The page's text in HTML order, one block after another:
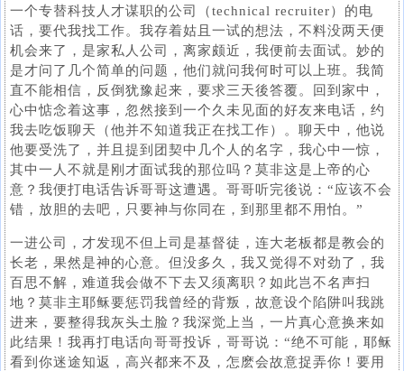
一个专替科技人才谋职的公司（technical recruiter）的电
话，要代我找工作。我存着姑且一试的想法，不料没两天便
机会来了，是家私人公司，离家颇近，我便前去面试。妙的
是才问了几个简单的问题，他们就问我何时可以上班。我简
直不能相信，反倒犹豫起来，要求三天後答覆。回到家中，
心中惦念着这事，忽然接到一个久未见面的好友来电话，约
我去吃饭聊天（他并不知道我正在找工作）。聊天中，他说
他要受洗了，并且提到团契中几个人的名字，我心中一惊，
其中一人不就是刚才面试我的那位吗？莫非这是上帝的心
意？我便打电话告诉哥哥这遭遇。哥哥听完後说：“应该不会
错，放胆的去吧，只要神与你同在，到那里都不用怕。”
一进公司，才发现不但上司是基督徒，连大老板都是教会的
长老，果然是神的心意。但没多久，我又觉得不对劲了，我
百思不解，难道我会做不下去又须离职？如此岂不名声扫
地？莫非主耶稣要惩罚我曾经的背叛，故意设个陷阱叫我跳
进来，要整得我灰头土脸？我深觉上当，一片真心意换来如
此结果！我再打电话向哥哥投诉，哥哥说：“绝不可能，耶稣
看到你迷途知返，高兴都来不及，怎麽会故意捉弄你！要用